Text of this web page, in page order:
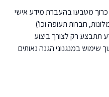
כרוך מטבעו בהעברת מידע אישי
חברות תעופה וכו')
תתבצע רק לצורך ביצוע
שימוש במנגנוני הגנה נאותים